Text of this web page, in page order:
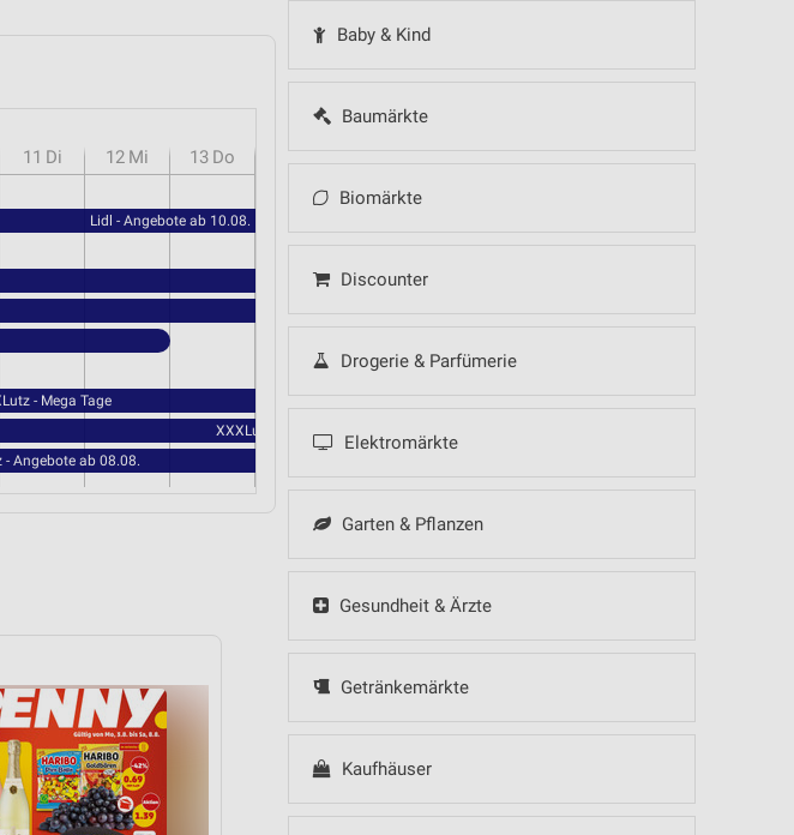
Baby & Kind
Baumärkte
Biomärkte
Discounter
Drogerie & Parfümerie
Elektromärkte
Garten & Pflanzen
Gesundheit & Ärzte
Getränkemärkte
Kaufhäuser
11 Di 12 Mi 13 Do
Lidl - Angebote ab 10.08.
- Mega Tage
XXXLutz - Spezial-Prospekt der Marken
- Angebote ab 08.08.